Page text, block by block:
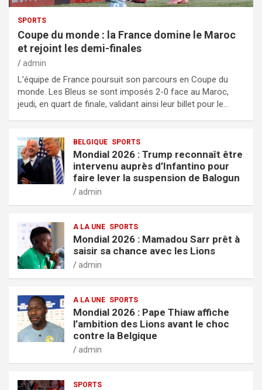
SPORTS
Coupe du monde : la France domine le Maroc
et rejoint les demi-finales
admin
L’équipe de France poursuit son parcours en Coupe du
monde. Les Bleus se sont imposés 2-0 face au Maroc,
jeudi, en quart de finale, validant ainsi leur billet pour le…
BELGIQUE SPORTS
Mondial 2026 : Trump reconnaît être
intervenu auprès d’Infantino pour
faire lever la suspension de Balogun
admin
A LA UNE SPORTS
Mondial 2026 : Mamadou Sarr prêt à
saisir sa chance avec les Lions
admin
A LA UNE SPORTS
Mondial 2026 : Pape Thiaw affiche
l’ambition des Lions avant le choc
contre la Belgique
admin
SPORTS